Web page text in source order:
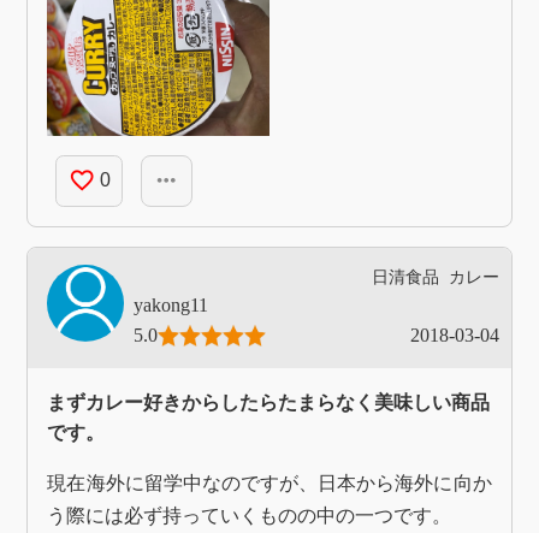
favorite_border 0 more_horiz
日清食品 カレー
yakong11
5.0
2018-03-04
まずカレー好きからしたらたまらなく美味しい商品
です。
現在海外に留学中なのですが、日本から海外に向か
う際には必ず持っていくものの中の一つです。